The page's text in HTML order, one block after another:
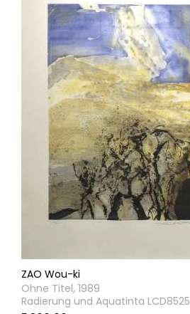
ZAO Wou-ki
Ohne Titel, 1989
Radierung und Aquatinta LCD8525